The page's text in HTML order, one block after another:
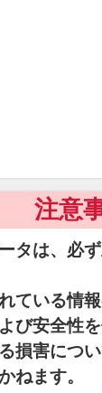
注意
タは、必
ている情
び安全性
損害につ
ねます。